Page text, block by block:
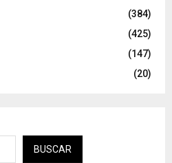
(384)
(425)
(147)
(20)
BUSCAR